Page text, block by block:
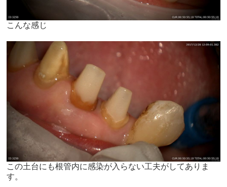
こんな感じ
この土台にも根管内に感染が入らない工夫がしてありま
す。